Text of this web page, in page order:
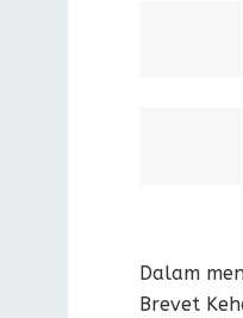
Dalam
Brevet